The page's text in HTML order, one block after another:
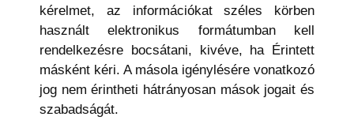
kérelmet, az információkat széles körben
használt elektronikus formátumban kell
rendelkezésre bocsátani, kivéve, ha Érintett
másként kéri. A másola igénylésére vonatkozó
jog nem érintheti hátrányosan mások jogait és
szabadságát.